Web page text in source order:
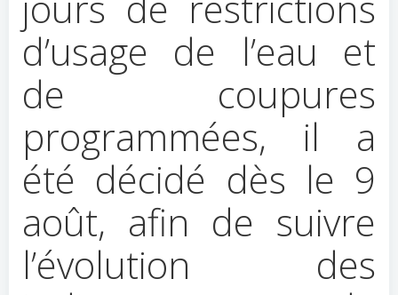
d’usage de l’eau et
de coupures
programmées, il a
été décidé dès le 9
août, afin de suivre
l’évolution des